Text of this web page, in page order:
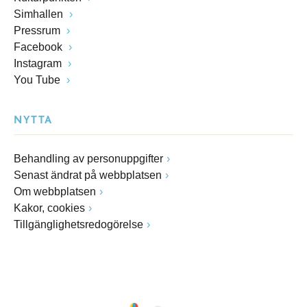
Simhallen
Pressrum
Facebook
Instagram
You Tube
NYTTA
Behandling av personuppgifter
Senast ändrat på webbplatsen
Om webbplatsen
Kakor, cookies
Tillgänglighetsredogörelse